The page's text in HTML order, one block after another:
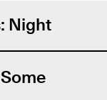
Night